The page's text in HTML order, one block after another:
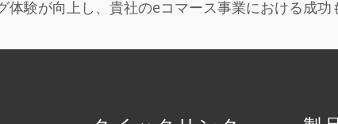
体験が向上し、貴社のeコマース事業における成功